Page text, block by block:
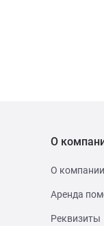
О
О компании
Аренда
Реквизиты